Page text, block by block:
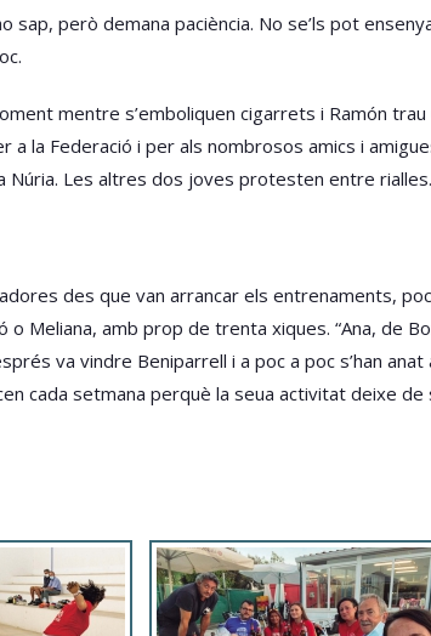
sap, però demana paciència. No se’ls pot
mentre s’emboliquen cigarrets i Ramón trau
la Federació i per als nombrosos amics i
Núria. Les altres dos joves protesten entre rialles.
des que van arrancar els entrenaments, poc
Meliana, amb prop de trenta xiques. “Ana, de
va vindre Beniparrell i a poc a poc s’han
cada setmana perquè la seua activitat deixe